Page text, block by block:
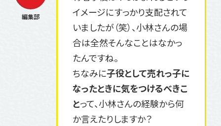
イメージにすっかり支配されて
いましたが（笑）、小林さんの場
合は全然そんなことはなかっ
たんですね。
ちなみに子役として売れっ子に
なったときに気をつけるべきこ
とって、小林さんの経験から何
か言えたりしますか？